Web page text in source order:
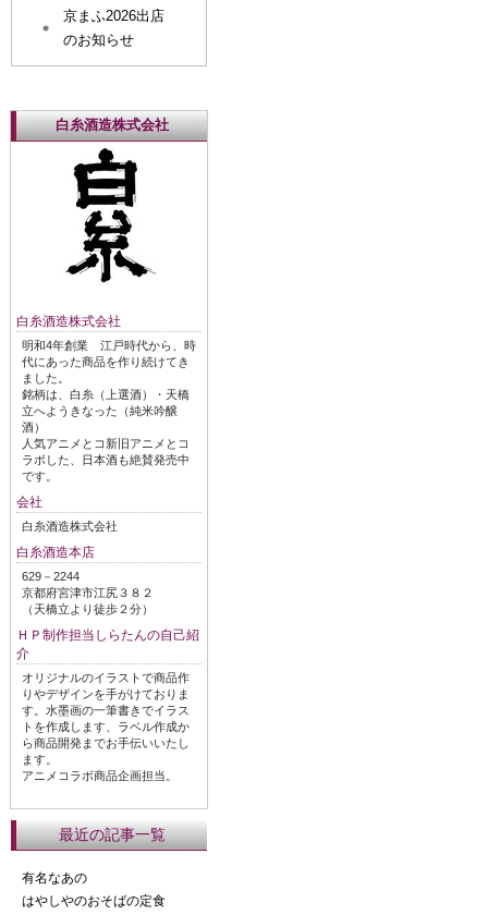
京まふ2026出店
のお知らせ
白糸酒造株式会社
白糸酒造株式会社
明和4年創業 江戸時代から、時
代にあった商品を作り続けてき
ました。
銘柄は、白糸（上選酒）・天橋
立へようきなった（純米吟醸
酒）
人気アニメとコ新旧アニメとコ
ラボした、日本酒も絶賛発売中
です。
会社
白糸酒造株式会社
白糸酒造本店
629－2244
京都府宮津市江尻３８２
（天橋立より徒歩２分）
ＨＰ制作担当しらたんの自己紹
介
オリジナルのイラストで商品作
りやデザインを手がけておりま
す。水墨画の一筆書きでイラス
トを作成します、ラベル作成か
ら商品開発までお手伝いいたし
ます。
アニメコラボ商品企画担当。
最近の記事一覧
有名なあの
はやしやのおそばの定食